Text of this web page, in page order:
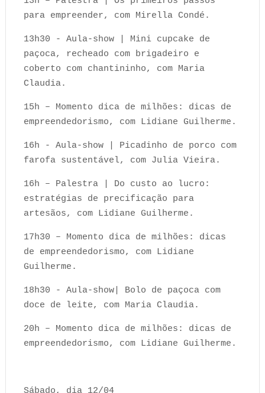
para empreender, com Mirella Condé.
13h30 - Aula-show | Mini cupcake de
paçoca, recheado com brigadeiro e
coberto com chantininho, com Maria
Claudia.
15h – Momento dica de milhões: dicas de
empreendedorismo, com Lidiane Guilherme.
16h - Aula-show | Picadinho de porco com
farofa sustentável, com Julia Vieira.
16h – Palestra | Do custo ao lucro:
estratégias de precificação para
artesãos, com Lidiane Guilherme.
17h30 – Momento dica de milhões: dicas
de empreendedorismo, com Lidiane
Guilherme.
18h30 - Aula-show| Bolo de paçoca com
doce de leite, com Maria Claudia.
20h – Momento dica de milhões: dicas de
empreendedorismo, com Lidiane Guilherme.
Sábado, dia 12/04